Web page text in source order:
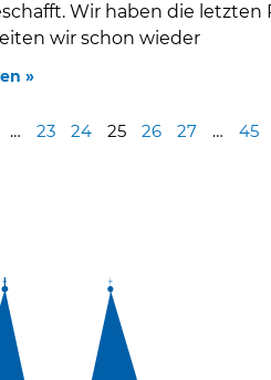
Wir haben die
wir schon wieder
»
… 23 24 25 26 27 … 45